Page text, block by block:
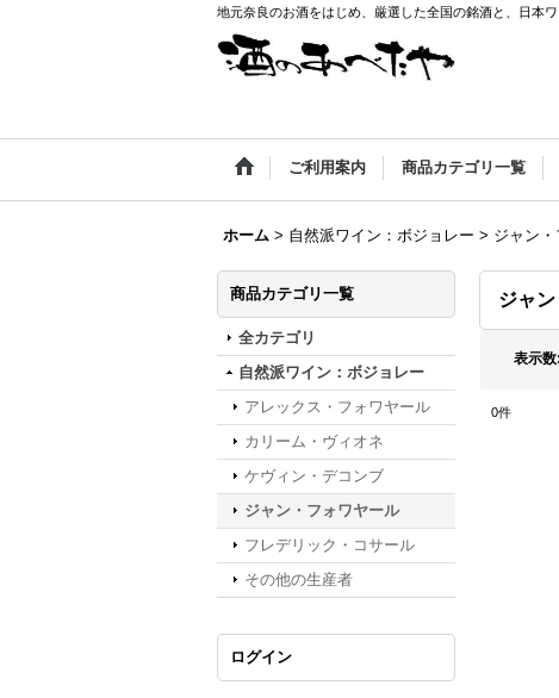
地元奈良のお酒をはじめ、厳選した全国の銘酒と、日本
ご利用案内 商品カテゴリ一覧
ホーム > 自然派ワイン：ボジョレー > ジャン
商品カテゴリ一覧
全カテゴリ
自然派ワイン：ボジョレー
アレックス・フォワヤール
カリーム・ヴィオネ
ケヴィン・デコンブ
ジャン・フォワヤール
フレデリック・コサール
その他の生産者
ログイン
ジャ
表示数:
0件